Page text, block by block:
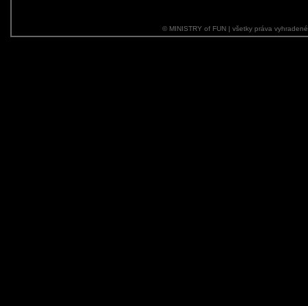
© MINISTRY of FUN | všetky práva